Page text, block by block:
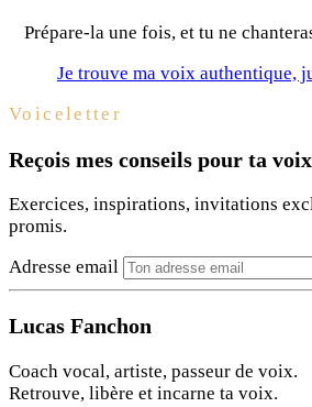
Prépare-la une fois, et tu ne
Je trouve ma voix authentique,
Voiceletter
Reçois mes conseils pour ta voix
Exercices, inspirations, invitations
promis.
Adresse email
Lucas Fanchon
Coach vocal, artiste, passeur de voix.
Retrouve, libère et incarne ta voix.